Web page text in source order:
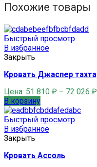
Похожие товары
Быстрый просмотр
В избранное
Закрыть
Кровать Джаспер тахта
Цена: 51 810 ₽ – 72 026 ₽
В корзину
Быстрый просмотр
В избранное
Закрыть
Кровать Ассоль